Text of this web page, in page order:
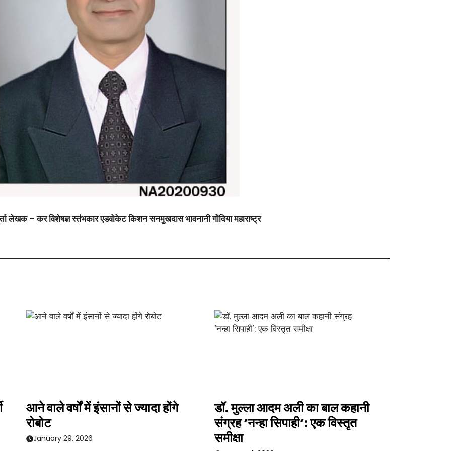
लेखक – कर विशेषज्ञ स्तंभकार एडवोकेट किशन सनमुखदास भावनानी गोंदिया महाराष्ट्र
आने वाले वर्षों में इंसानों से ज्यादा होंगे
रोबोट
January 29, 2026
डॉ. मुल्ला आदम अली का बाल कहानी
संग्रह ‘नन्हा सिपाही’: एक विस्तृत
समीक्षा